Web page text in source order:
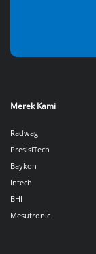
Merek Kami
Radwag
PresisiTech
Baykon
Intech
BHI
Mesutronic